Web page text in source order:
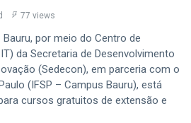
77 views
por meio do Centro de
da Secretaria de Desenvolvimento
(Sedecon), em parceria com o
(IFSP – Campus Bauru), está
cursos gratuitos de extensão e